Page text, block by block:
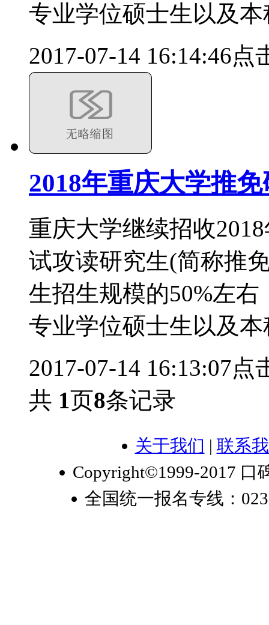
专业学位硕士生以及
2017-07-14 16:14:46点
2018年重庆大学推
重庆大学继续招收
试攻读研究生(简称推
生招生规模的50%左
专业学位硕士生以及
2017-07-14 16:13:07点
共 1页8条记录
关于我们 | 联系
Copyright©1999-2017 口
全国统一报名专线：